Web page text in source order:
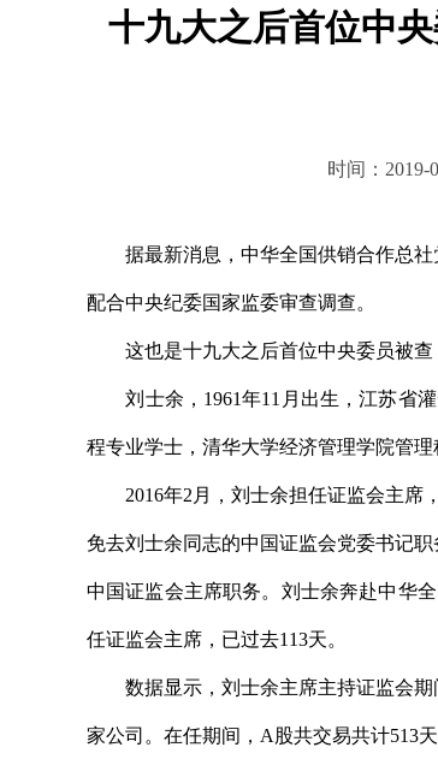
十九大之后首位中
时间：
据最新消息，中华全国供销合作总社
配合中央纪委国家监委审查调查。
这也是十九大之后首位中央委员被查
刘士余，1961年11月出生，江苏省灌
程专业学士，清华大学经济管理学院管
2016年2月，刘士余担任证监会主席，
免去刘士余同志的中国证监会党委书记
中国证监会主席职务。刘士余奔赴中华
任证监会主席，已过去113天。
数据显示，刘士余主席主持证监会期
家公司。在任期间，A股共交易共计513